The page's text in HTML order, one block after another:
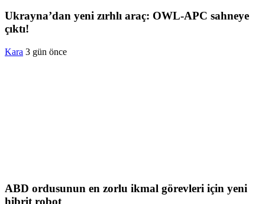
Ukrayna’dan yeni zırhlı araç: OWL-APC sahneye
çıktı!
Kara 3 gün önce
ABD ordusunun en zorlu ikmal görevleri için yeni
hibrit robot